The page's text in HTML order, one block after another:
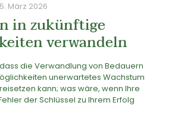
5. März 2026
in zukünftige
verwandeln
die Verwandlung von Bedauern
unerwartetes Wachstum
kann; was wäre, wenn Ihre
der Schlüssel zu Ihrem Erfolg